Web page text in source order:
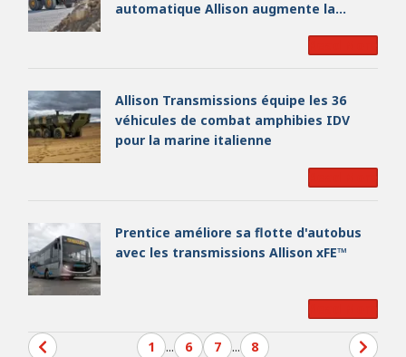
automatique Allison augmente la
Allison Transmissions équipe les 36
véhicules de combat amphibies IDV
pour la marine italienne
Prentice améliore sa flotte d'autobus
avec les transmissions Allison xFE™
1 ... 6 7 ...
8